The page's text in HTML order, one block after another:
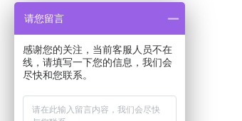
请您留言
感谢您的关注，当前客服人员不在
线，请填写一下您的信息，我们会
尽快和您联系。